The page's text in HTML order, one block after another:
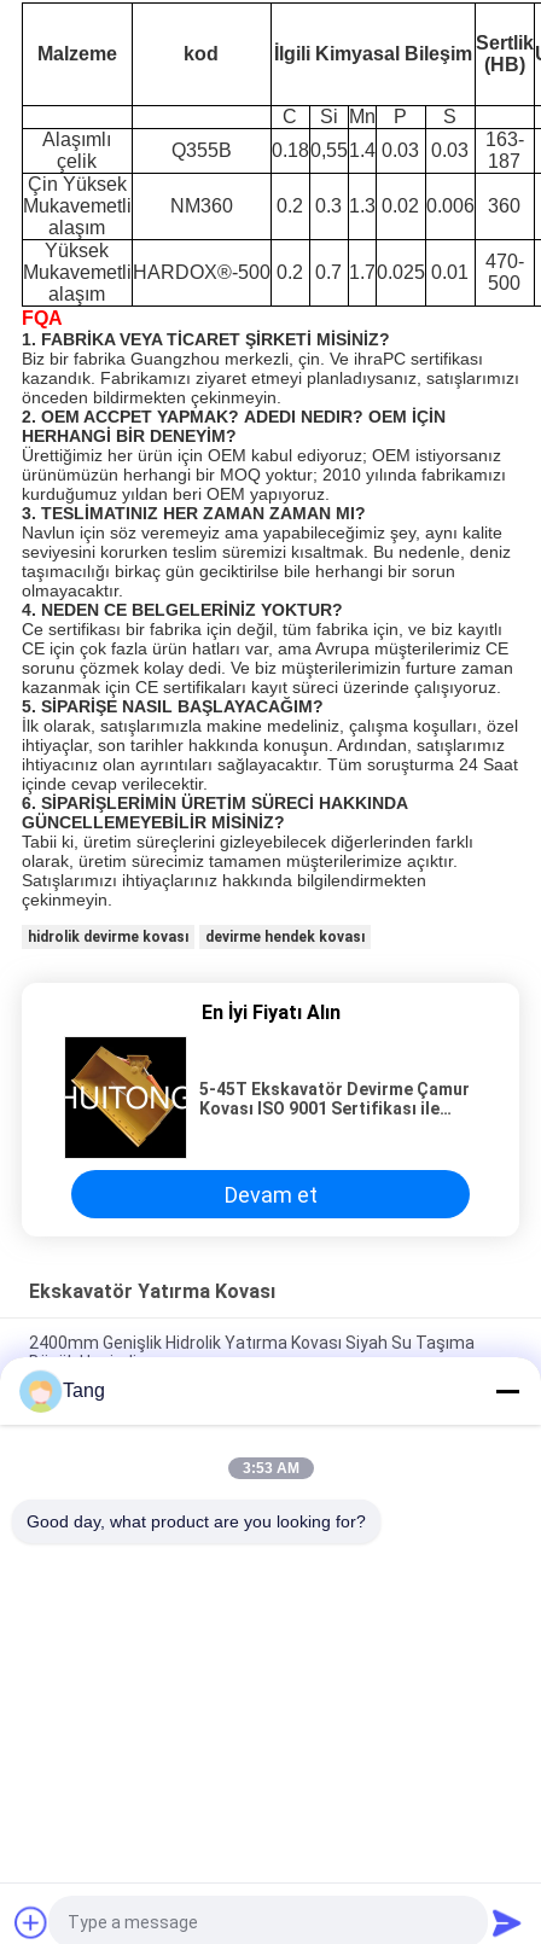
Malzeme kod İlgili Kimyasal Bileşim
Sertlik
(HB)
C Si Mn P
S
Alaşımlı
çelik
Q355B 0.180,551.4 0.03 0.03
163-
187
Çin Yüksek
Mukavemetli
alaşım
NM360 0.2 0.3 1.3 0.02 0.006 360
Yüksek
Mukavemetli
alaşım
HARDOX®-500 0.2 0.7 1.70.025 0.01
470-
500
FQA
1. FABRİKA VEYA TİCARET ŞİRKETİ MİSİNİZ?
Biz bir fabrika Guangzhou merkezli, çin. Ve ihraPC sertifikası
kazandık. Fabrikamızı ziyaret etmeyi planladıysanız, satışlarımızı
önceden bildirmekten çekinmeyin.
2. OEM ACCPET YAPMAK? ADEDI NEDIR? OEM İÇİN
HERHANGİ BİR DENEYİM?
Ürettiğimiz her ürün için OEM kabul ediyoruz; OEM istiyorsanız
ürünümüzün herhangi bir MOQ yoktur; 2010 yılında fabrikamızı
kurduğumuz yıldan beri OEM yapıyoruz.
3. TESLİMATINIZ HER ZAMAN ZAMAN MI?
Navlun için söz veremeyiz ama yapabileceğimiz şey, aynı kalite
seviyesini korurken teslim süremizi kısaltmak. Bu nedenle, deniz
taşımacılığı birkaç gün geciktirilse bile herhangi bir sorun
olmayacaktır.
4. NEDEN CE BELGELERİNİZ YOKTUR?
Ce sertifikası bir fabrika için değil, tüm fabrika için, ve biz kayıtlı
CE için çok fazla ürün hatları var, ama Avrupa müşterilerimiz CE
sorunu çözmek kolay dedi. Ve biz müşterilerimizin furture zaman
kazanmak için CE sertifikaları kayıt süreci üzerinde çalışıyoruz.
5. SİPARİŞE NASIL BAŞLAYACAĞIM?
İlk olarak, satışlarımızla makine medeliniz, çalışma koşulları, özel
ihtiyaçlar, son tarihler hakkında konuşun. Ardından, satışlarımız
ihtiyacınız olan ayrıntıları sağlayacaktır. Tüm soruşturma 24 Saat
içinde cevap verilecektir.
6. SİPARİŞLERİMİN ÜRETİM SÜRECİ HAKKINDA
GÜNCELLEMEYEBİLİR MİSİNİZ?
Tabii ki, üretim süreçlerini gizleyebilecek diğerlerinden farklı
olarak, üretim sürecimiz tamamen müşterilerimize açıktır.
Satışlarımızı ihtiyaçlarınız hakkında bilgilendirmekten
çekinmeyin.
hidrolik devirme kovası devirme hendek kovası
En İyi Fiyatı Alın
5-45T Ekskavatör Devirme Çamur
Kovası ISO 9001 Sertifikası ile
Devam et
Ekskavatör Yatırma Kovası
2400mm Genişlik Hidrolik Yatırma Kovası Siyah Su Taşıma
Büyük Hacimli
Çift Kesme Kenarlı Yüksek Mukavemetli Alaşımlı Ekskavatör
Yatırma Kovası
CX500C DX500LCG WX125 için Hidrolik Mini Ekskavatör
Tang
3:53 AM
Good day, what product are you looking for?